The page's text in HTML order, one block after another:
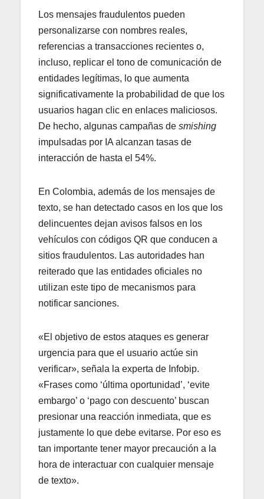
Los mensajes fraudulentos pueden
personalizarse con nombres reales,
referencias a transacciones recientes o,
incluso, replicar el tono de comunicación de
entidades legítimas, lo que aumenta
significativamente la probabilidad de que los
usuarios hagan clic en enlaces maliciosos.
De hecho, algunas campañas de smishing
impulsadas por IA alcanzan tasas de
interacción de hasta el 54%.
En Colombia, además de los mensajes de
texto, se han detectado casos en los que los
delincuentes dejan avisos falsos en los
vehículos con códigos QR que conducen a
sitios fraudulentos. Las autoridades han
reiterado que las entidades oficiales no
utilizan este tipo de mecanismos para
notificar sanciones.
«El objetivo de estos ataques es generar
urgencia para que el usuario actúe sin
verificar», señala la experta de Infobip.
«Frases como ‘última oportunidad’, ‘evite
embargo’ o ‘pago con descuento’ buscan
presionar una reacción inmediata, que es
justamente lo que debe evitarse. Por eso es
tan importante tener mayor precaución a la
hora de interactuar con cualquier mensaje
de texto».